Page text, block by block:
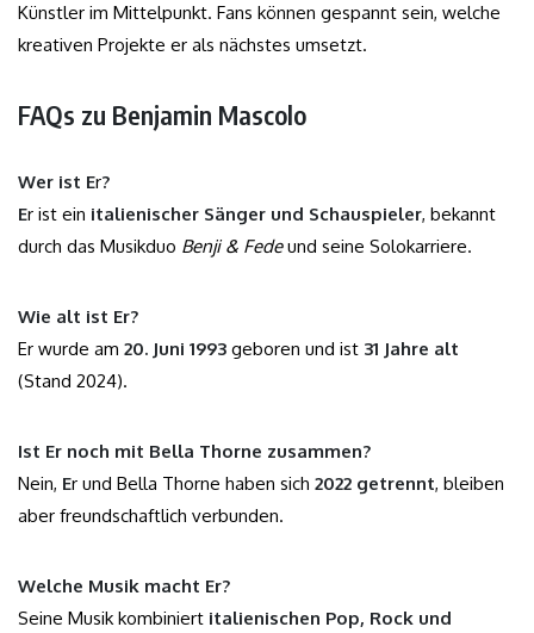
Künstler im Mittelpunkt. Fans können gespannt sein, welche
kreativen Projekte er als nächstes umsetzt.
FAQs zu Benjamin Mascolo
Wer ist Er?
Er ist ein italienischer Sänger und Schauspieler, bekannt
durch das Musikduo Benji & Fedeund seine Solokarriere.
Wie alt ist Er?
Er wurde am 20. Juni 1993 geboren und ist 31 Jahre alt
(Stand 2024).
Ist Er noch mit Bella Thorne zusammen?
Nein, Er und Bella Thorne haben sich 2022 getrennt, bleiben
aber freundschaftlich verbunden.
Welche Musik macht Er?
Seine Musik kombiniert italienischen Pop, Rock und